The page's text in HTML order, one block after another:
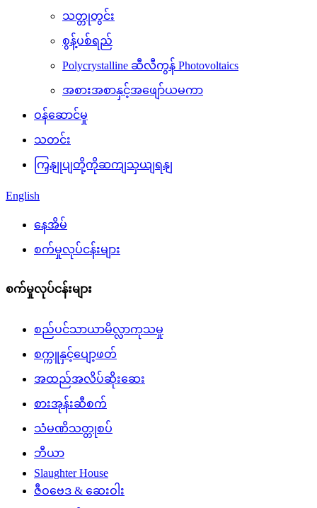
သတ္တုတွင်း
စွန့်ပစ်ရည်
Polycrystalline ဆီလီကွန် Photovoltaics
အစားအစာနှင့်အဖျော်ယမကာ
ဝန်ဆောင်မှု
သတင်း
ကြှနျုပျတို့ကိုဆကျသှယျရနျ
English
နေအိမ်
စက်မှုလုပ်ငန်းများ
စက်မှုလုပ်ငန်းများ
စည်ပင်သာယာမိလ္လာကုသမှု
စက္ကူနှင့်ပျော့ဖတ်
အထည်အလိပ်ဆိုးဆေး
စားအုန်းဆီစက်
သံမဏိသတ္တုစပ်
ဘီယာ
Slaughter House
ဇီဝဗေဒ & ဆေးဝါး